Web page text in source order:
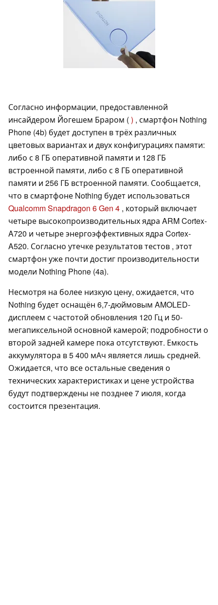
Согласно информации, предоставленной
инсайдером Йогешем Браром () , смартфон Nothing
Phone (4b) будет доступен в трёх различных
цветовых вариантах и двух конфигурациях памяти:
либо с 8 ГБ оперативной памяти и 128 ГБ
встроенной памяти, либо с 8 ГБ оперативной
памяти и 256 ГБ встроенной памяти. Сообщается,
что в смартфоне Nothing будет использоваться
Qualcomm Snapdragon 6 Gen 4 , который включает
четыре высокопроизводительных ядра ARM Cortex-
A720 и четыре энергоэффективных ядра Cortex-
A520. Согласно утечке результатов тестов , этот
смартфон уже почти достиг производительности
модели Nothing Phone (4a).
Несмотря на более низкую цену, ожидается, что
Nothing будет оснащён 6,7-дюймовым AMOLED-
дисплеем с частотой обновления 120 Гц и 50-
мегапиксельной основной камерой; подробности о
второй задней камере пока отсутствуют. Емкость
аккумулятора в 5 400 мАч является лишь средней.
Ожидается, что все остальные сведения о
технических характеристиках и цене устройства
будут подтверждены не позднее 7 июля, когда
состоится презентация.